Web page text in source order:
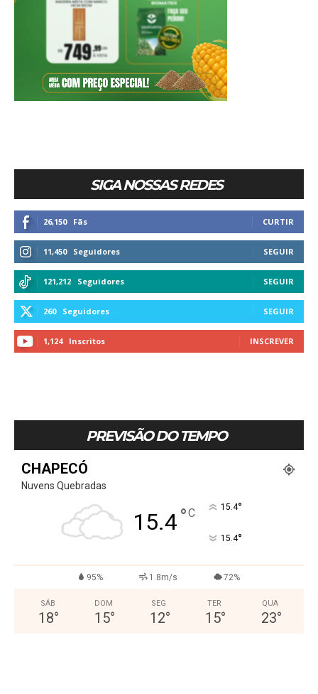
SIGA NOSSAS REDES
26,150 Fãs CURTIR
11,450 Seguidores SEGUIR
121,212 Seguidores SEGUIR
260 Seguidores SEGUIR
1,124 Inscritos INSCREVER
PREVISÃO DO TEMPO
CHAPECÓ
Nuvens Quebradas
15.4°C 15.4°
15.4°
95% 1.8m/s 72%
SÁB
18°
DOM
15°
SEG
12°
TER
15°
QUA
23°